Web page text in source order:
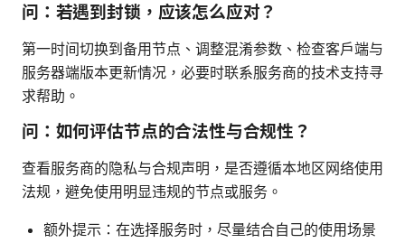
问：若遇到封锁，应该怎么应对？
第一时间切换到备用节点、调整混淆参数、检查客户端与
服务器端版本更新情况，必要时联系服务商的技术支持寻
求帮助。
问：如何评估节点的合法性与合规性？
查看服务商的隐私与合规声明，是否遵循本地区网络使用
法规，避免使用明显违规的节点或服务。
额外提示：在选择服务时，尽量结合自己的使用场景